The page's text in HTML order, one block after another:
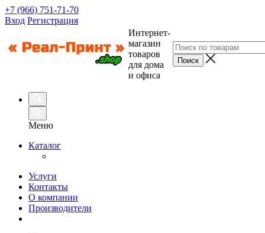
+7 (966) 751-71-70
Вход Регистрация
Интернет-
магазин
товаров
для дома
и офиса
Меню
Каталог
Услуги
Контакты
О компании
Производители